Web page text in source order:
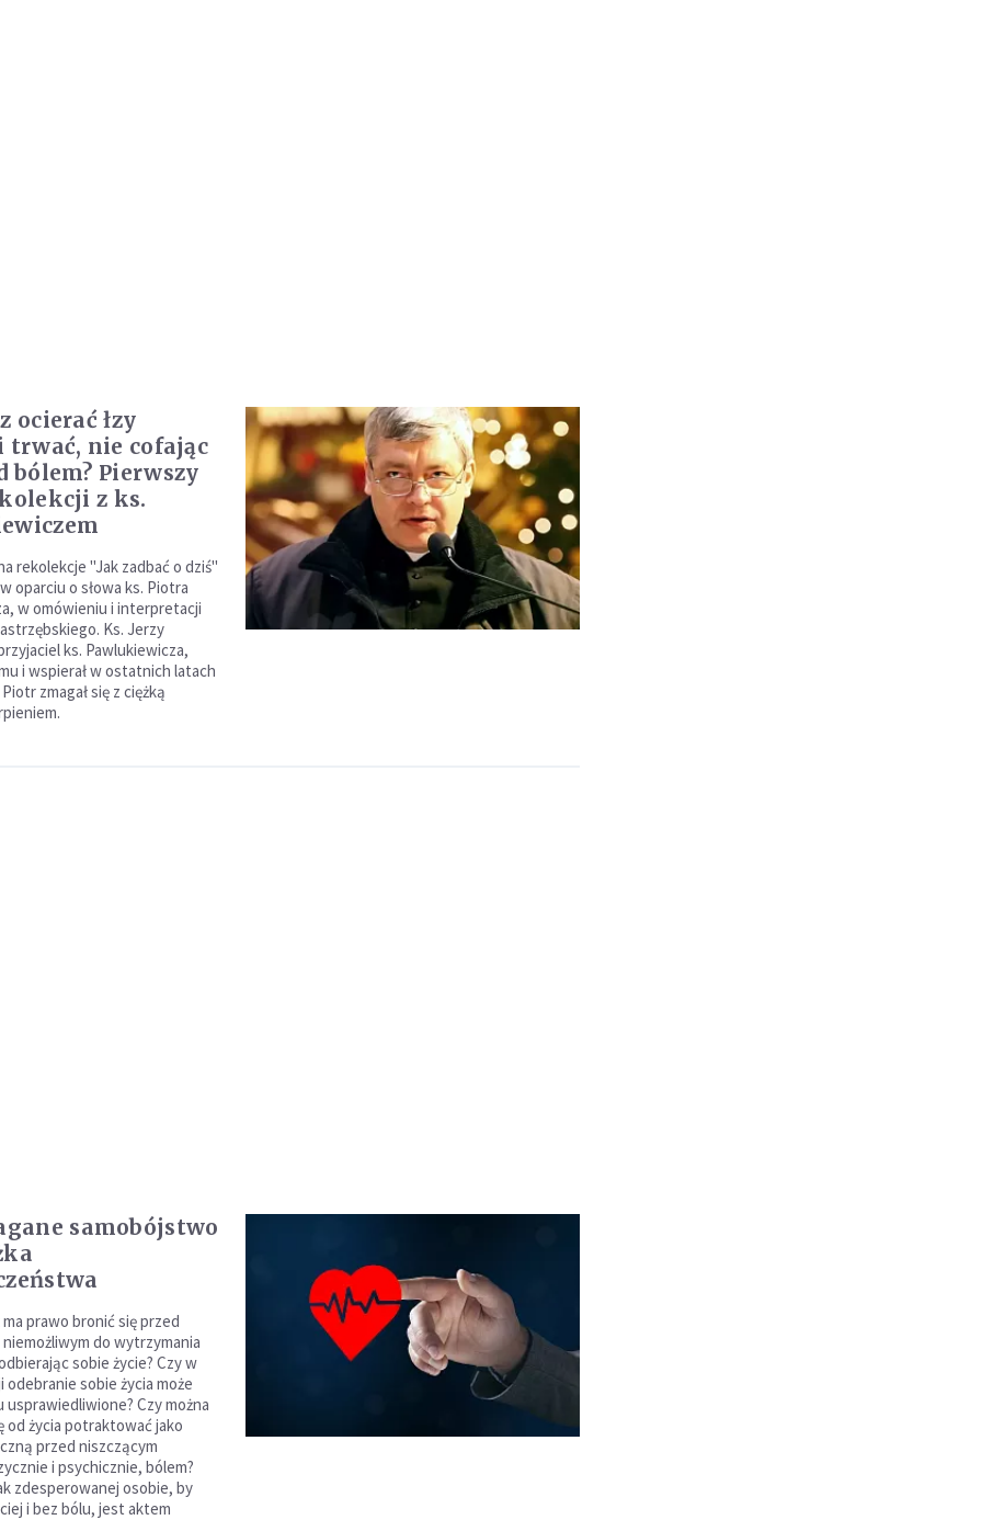
ocierać łzy
trwać, nie cofając
bólem? Pierwszy
z ks.
rekolekcje "Jak zadbać o dziś"
oparciu o słowa ks. Piotra
w omówieniu i interpretacji
Ks. Jerzy
ks. Pawlukiewicza,
i wspierał w ostatnich latach
zmagał się z ciężką
samobójstwo
ma prawo bronić się przed
do wytrzymania
sobie życie? Czy w
odebranie sobie życia może
usprawiedliwione? Czy można
od życia potraktować jako
przed niszczącym
i psychicznie, bólem?
zdesperowanej osobie, by
i bez bólu, jest aktem